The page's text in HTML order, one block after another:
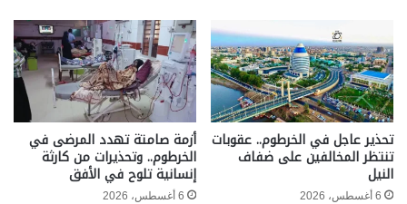
تحذير عاجل في الخرطوم.. عقوبات
تنتظر المخالفين على ضفاف
النيل
6 أغسطس، 2026
أزمة صامتة تهدد المرضى في
الخرطوم.. وتحذيرات من كارثة
إنسانية تلوح في الأفق
6 أغسطس، 2026